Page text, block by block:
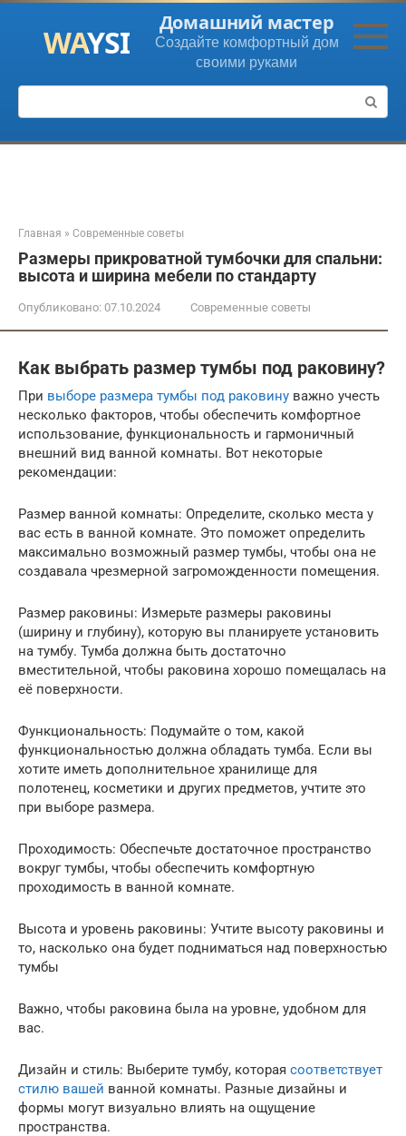
Перейти
контенту
Домашний мастер
Создайте комфортный дом
своими руками
Поиск:
Главная » Современные советы
Размеры прикроватной тумбочки для спальни:
высота и ширина мебели по стандарту
Опубликовано: 07.10.2024 Современные советы
Как выбрать размер тумбы под раковину?
При выборе размера тумбы под раковину важно учесть
несколько факторов, чтобы обеспечить комфортное
использование, функциональность и гармоничный
внешний вид ванной комнаты. Вот некоторые
рекомендации:
Размер ванной комнаты: Определите, сколько места у
вас есть в ванной комнате. Это поможет определить
максимально возможный размер тумбы, чтобы она не
создавала чрезмерной загроможденности помещения.
Размер раковины: Измерьте размеры раковины
(ширину и глубину), которую вы планируете установить
на тумбу. Тумба должна быть достаточно
вместительной, чтобы раковина хорошо помещалась на
её поверхности.
Функциональность: Подумайте о том, какой
функциональностью должна обладать тумба. Если вы
хотите иметь дополнительное хранилище для
полотенец, косметики и других предметов, учтите это
при выборе размера.
Проходимость: Обеспечьте достаточное пространство
вокруг тумбы, чтобы обеспечить комфортную
проходимость в ванной комнате.
Высота и уровень раковины: Учтите высоту раковины и
то, насколько она будет подниматься над поверхностью
тумбы
Важно, чтобы раковина была на уровне, удобном для
вас.
Дизайн и стиль: Выберите тумбу, которая соответствует
стилю вашей ванной комнаты. Разные дизайны и
формы могут визуально влиять на ощущение
пространства.